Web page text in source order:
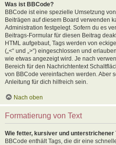
Was ist BBCode?
BBCode ist eine spezielle Umsetzung
Beiträgen auf diesem Board verwenden
Administration festgelegt. Sofern du es
Beitrags-Formular für diesen Beitrag
HTML aufgebaut, Tags werden von
(„<“ und „>“) eingeschlossen und
wie etwas angezeigt wird. Je nach
Bereich für den Nachrichtentext
von BBCode vereinfachen werden. Aber
Anleitung für dich hilfreich sein.
Nach oben
Formatierung von Text
Wie fetter, kursiver und unterstrichener
BBCode enthält Tags, die dir eine